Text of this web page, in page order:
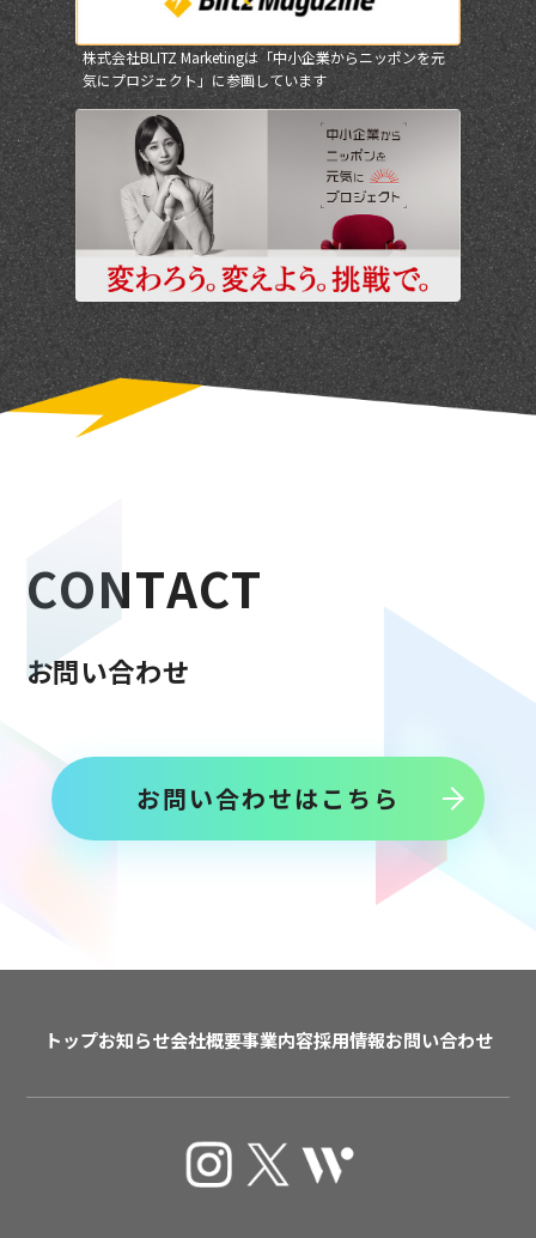
株式会社BLITZ Marketingは「中小企業からニッポンを元
気にプロジェクト」に参画しています
CONTACT
お問い合わせ
お問い合わせはこちら
トップお知らせ会社概要事業内容採用情報お問い合わせ